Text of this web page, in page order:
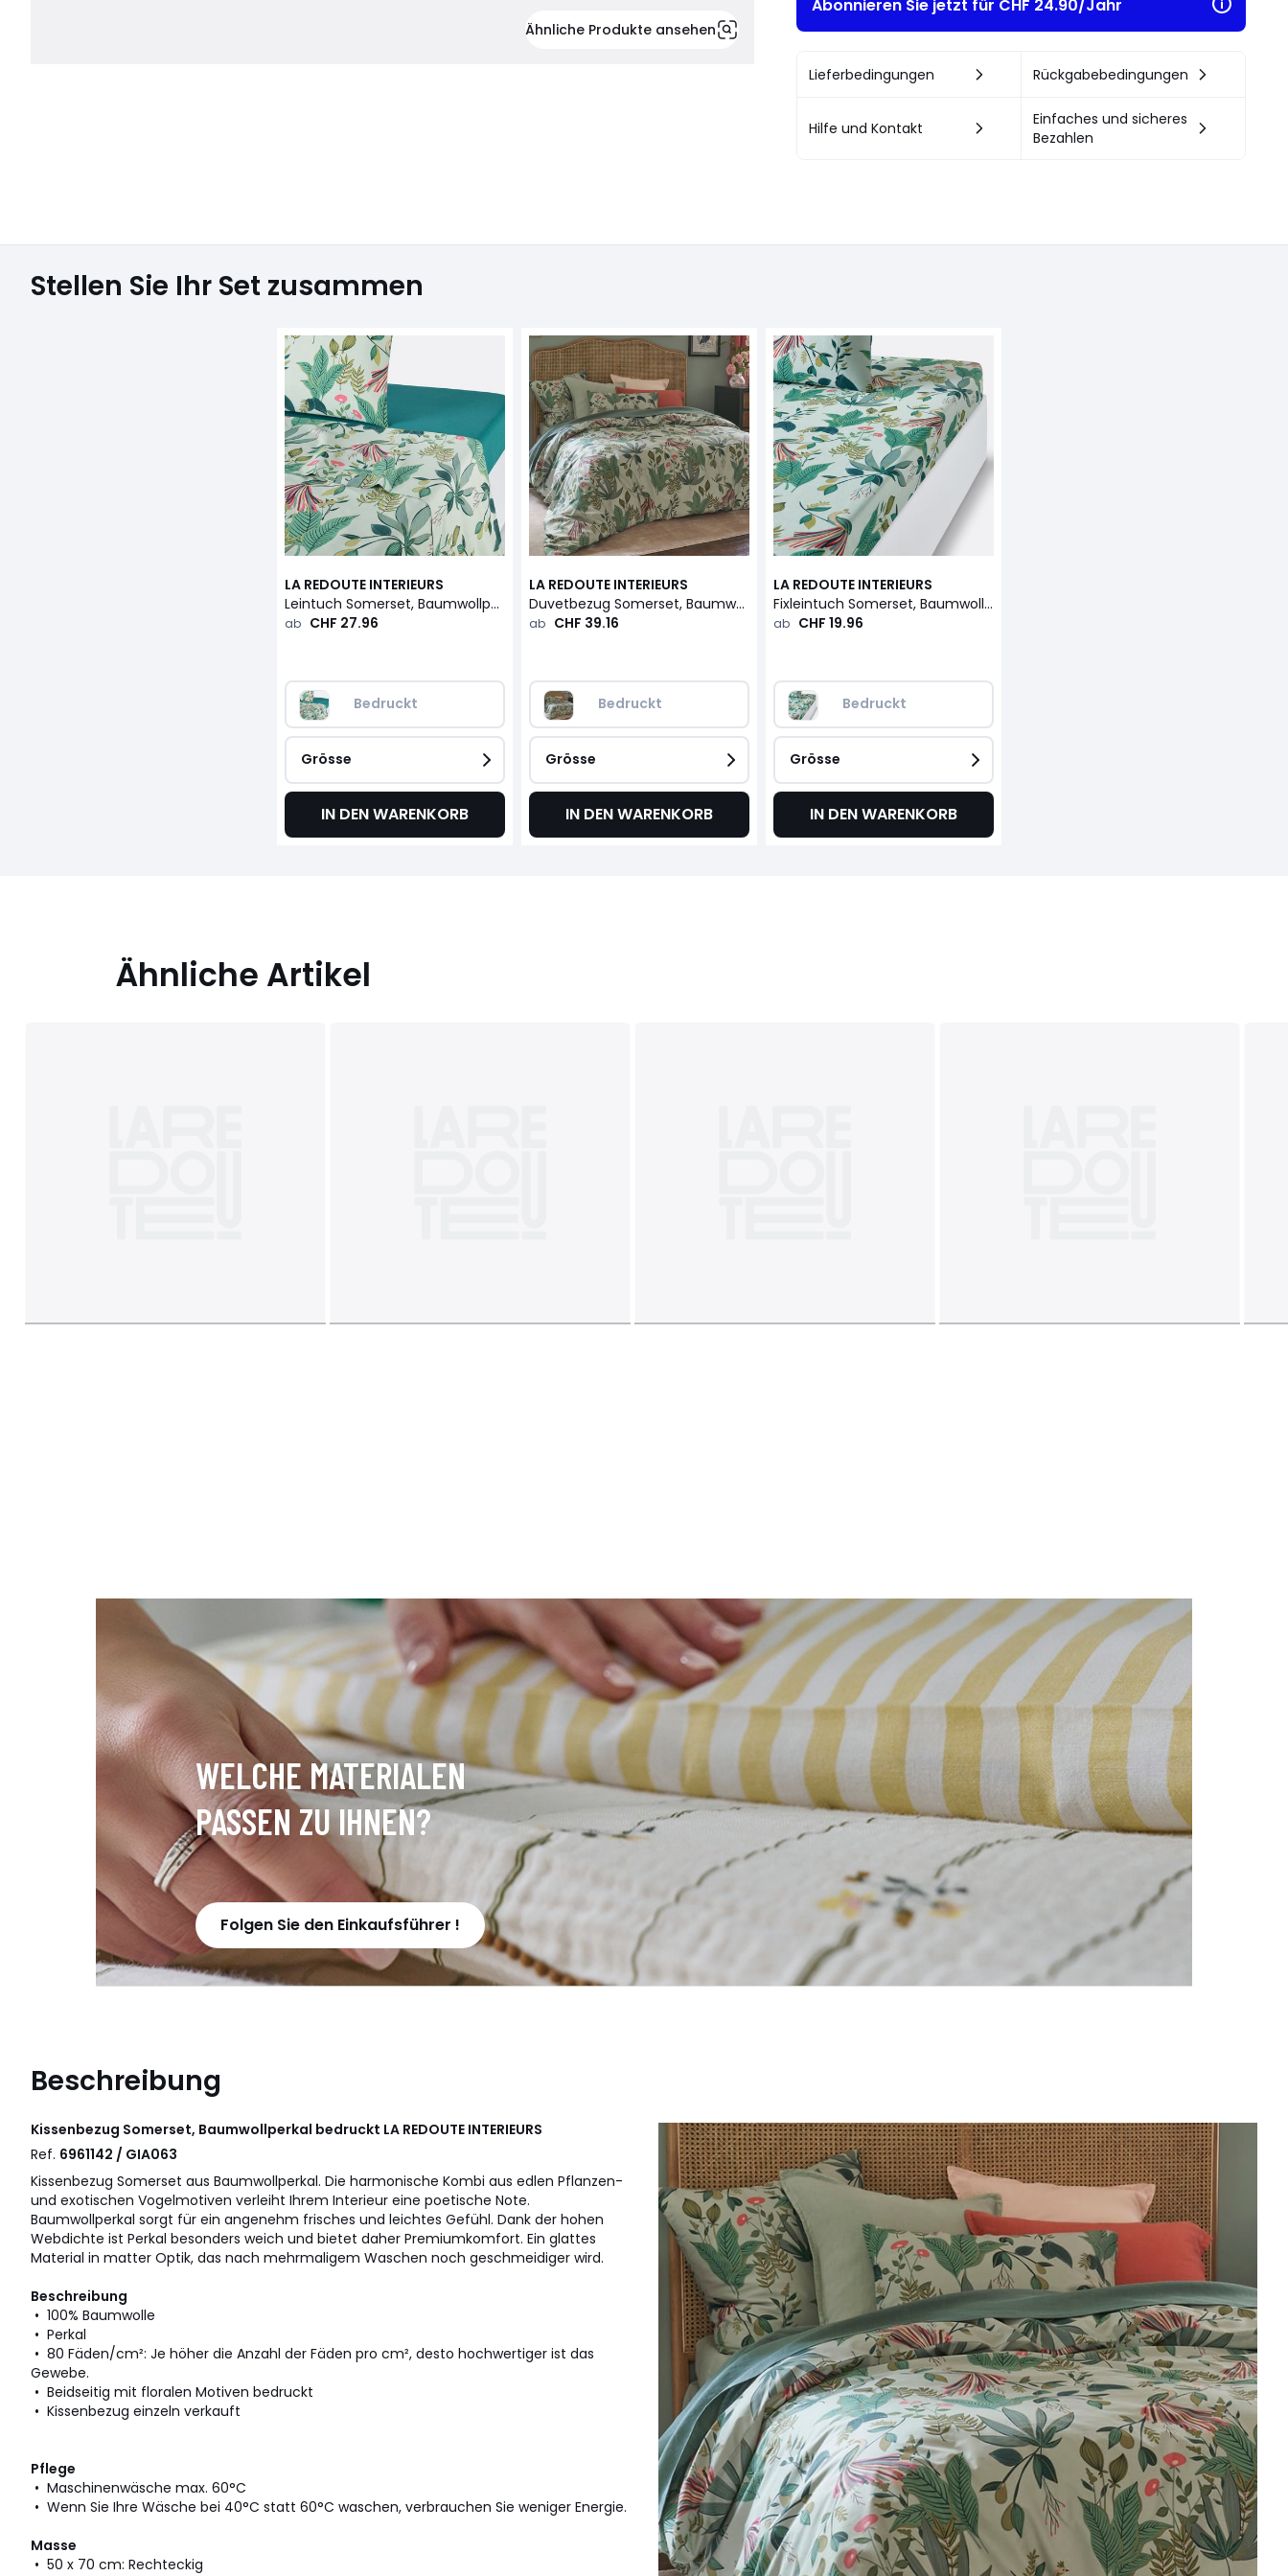
Ähnliche Produkte ansehen
Abonnieren Sie jetzt für CHF 24.90/Jahr
Lieferbedingungen Rückgabebedingungen
Hilfe und Kontakt
Einfaches und sicheres
Bezahlen
Stellen Sie Ihr Set zusammen
LA REDOUTE INTERIEURS
Leintuch Somerset, Baumwollperkal
ab CHF 27.96
Bedruckt
Grösse
IN DEN WARENKORB
LA REDOUTE INTERIEURS
Duvetbezug Somerset, Baumwollperkal
ab CHF 39.16
Bedruckt
Grösse
IN DEN WARENKORB
LA REDOUTE INTERIEURS
Fixleintuch Somerset, Baumwollperkal
ab CHF 19.96
Bedruckt
Grösse
IN DEN WARENKORB
Ähnliche Artikel
WELCHE MATERIALEN
PASSEN ZU IHNEN?
Folgen Sie den Einkaufsführer !
Beschreibung
Kissenbezug Somerset, Baumwollperkal bedruckt LA REDOUTE INTERIEURS
Ref. 6961142 / GIA063
Kissenbezug Somerset aus Baumwollperkal. Die harmonische Kombi aus edlen Pflanzen-
und exotischen Vogelmotiven verleiht Ihrem Interieur eine poetische Note.
Baumwollperkal sorgt für ein angenehm frisches und leichtes Gefühl. Dank der hohen
Webdichte ist Perkal besonders weich und bietet daher Premiumkomfort. Ein glattes
Material in matter Optik, das nach mehrmaligem Waschen noch geschmeidiger wird.
Beschreibung
• 100% Baumwolle
• Perkal
• 80 Fäden/cm²: Je höher die Anzahl der Fäden pro cm², desto hochwertiger ist das
Gewebe.
• Beidseitig mit floralen Motiven bedruckt
• Kissenbezug einzeln verkauft
Pflege
• Maschinenwäsche max. 60°C
• Wenn Sie Ihre Wäsche bei 40°C statt 60°C waschen, verbrauchen Sie weniger Energie.
Masse
• 50 x 70 cm: Rechteckig